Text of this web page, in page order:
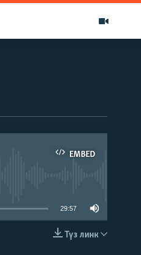
EMBED
EMBED
29:57
Түз линк